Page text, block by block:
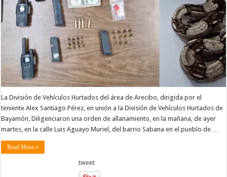
La División de Vehículos Hurtados del área de Arecibo, dirigida por el
teniente Alex Santiago Pérez, en unión a la División de Vehículos Hurtados de
Bayamón, Diligenciaron una orden de allanamiento, en la mañana, de ayer
martes, en la calle Luis Aguayo Muriel, del barrio Sabana en el pueblo de …
Read More »
tweet